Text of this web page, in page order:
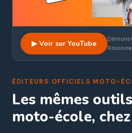
▶ Voir sur YouTube
ÉDITEURS OFFICIELS MOTO-
Les mêmes
moto-école,